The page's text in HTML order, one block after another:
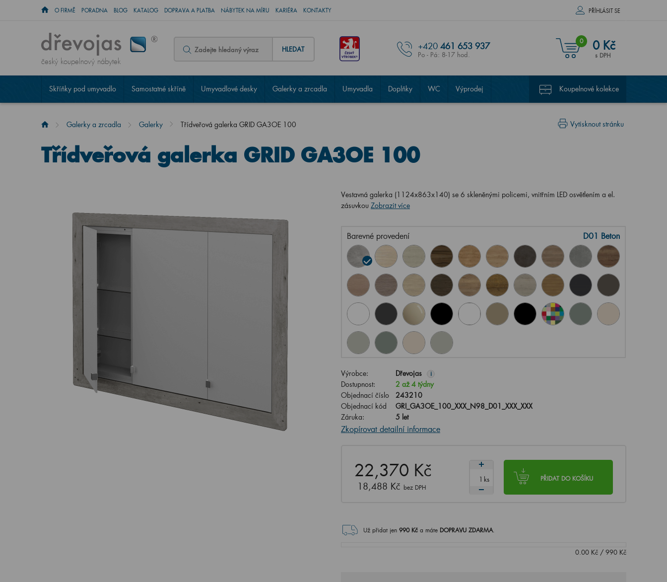
O FIRMĚ PORADNA BLOG KATALOG DOPRAVA A PLATBA NÁBYTEK NA MÍRU KARIÉRA KONTAKTY PŘÍHLÁSIT SE
český koupelnový nábytek
HLEDAT +420 461 653 937
Po - Pá: 8-17 hod.
0 0 Kč
s DPH
Skříňky pod umyvadlo Samostatné skříně Umyvadlové desky Galerky a zrcadla Umyvadla Doplňky WC Výprodej Koupelnové kolekce
Vytisknout stránku
Galerky a zrcadla Galerky Třídveřová galerka GRID GA3OE 100
Třídveřová galerka GRID GA3OE 100
Vestavná galerka (1124x863x140) se 6 skleněnými policemi, vnitřním LED osvětlením a el.
zásuvkou Zobrazit více
Barevné provedení D01 Beton
Výrobce: Dřevojas i
Dostupnost:
2 až 4 týdny
Objednací číslo
243210
Objednací kód
GRI_GA3OE_100_XXX_N98_D01_XXX_XXX
Záruka:
5 let
Zkopírovat detailní informace
22,370 Kč
18,488 Kč bez DPH
PŘIDAT DO KOŠÍKU
ks
Už přidat jen 990Kč a máte DOPRAVU ZDARMA.
0.00Kč/ 990Kč